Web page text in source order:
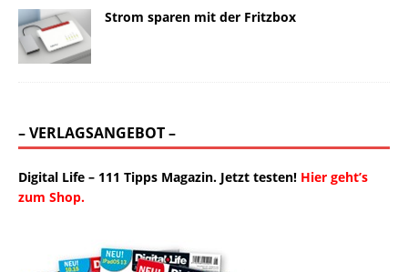
Strom sparen mit der Fritzbox
– VERLAGSANGEBOT –
Digital Life – 111 Tipps Magazin. Jetzt testen! Hier geht’s
zum Shop.